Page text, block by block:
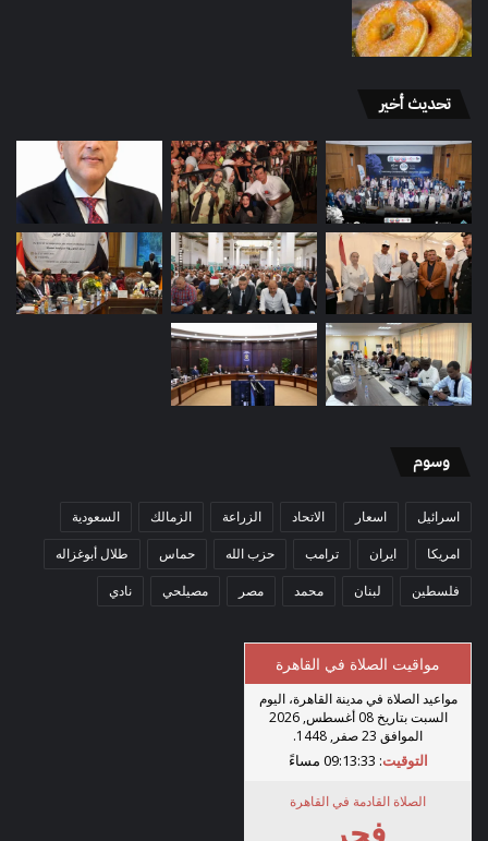
تحديث أخير
وسوم
اسرائيل اسعار الاتحاد الزراعة الزمالك السعودية
امريكا ايران ترامب حزب الله حماس طلال أبوغزاله
فلسطين لبنان محمد مصر مصيلحي نادي